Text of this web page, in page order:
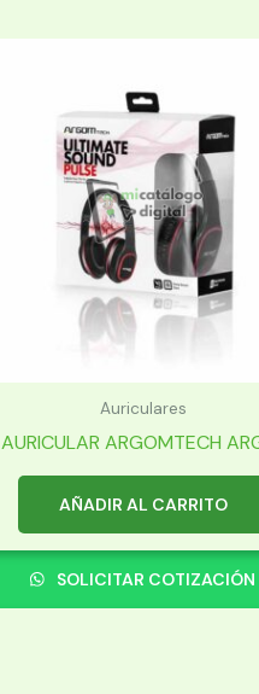
Auriculares
AURICULAR ARGOMTECH
AÑADIR AL CARRITO
SOLICITAR COTIZACIÓN